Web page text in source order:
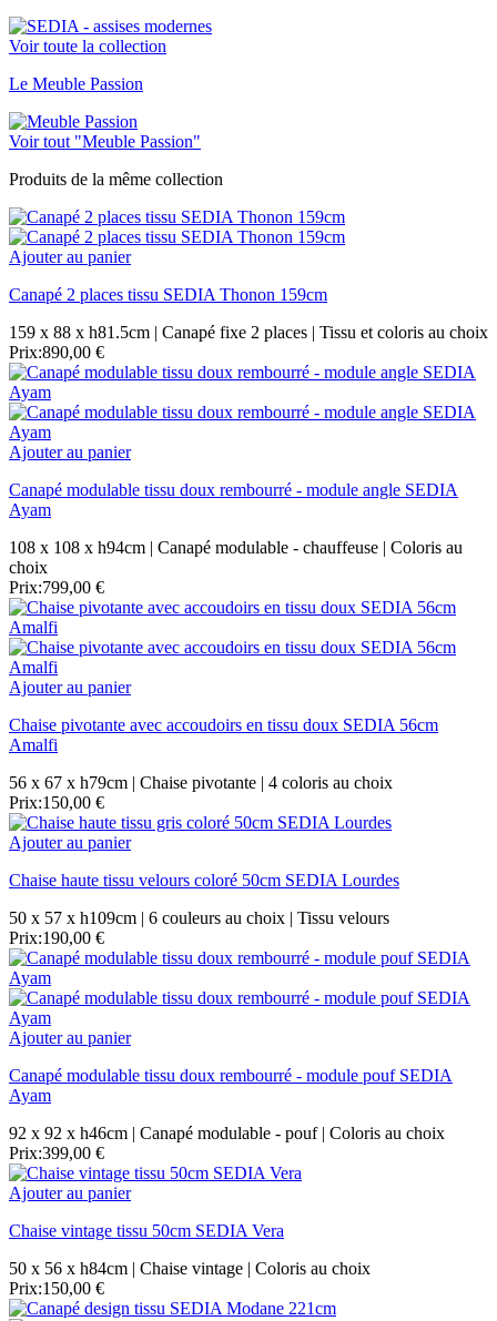
Voir toute la collection
Le Meuble Passion
Voir tout "Meuble Passion"
Produits de la même collection
Ajouter au panier
Canapé 2 places tissu SEDIA Thonon 159cm
159 x 88 x h81.5cm | Canapé fixe 2 places | Tissu et coloris au choix
Prix:890,00 €
Ajouter au panier
Canapé modulable tissu doux rembourré - module angle SEDIA
Ayam
108 x 108 x h94cm | Canapé modulable - chauffeuse | Coloris au
choix
Prix:799,00 €
Ajouter au panier
Chaise pivotante avec accoudoirs en tissu doux SEDIA 56cm
Amalfi
56 x 67 x h79cm | Chaise pivotante | 4 coloris au choix
Prix:150,00 €
Ajouter au panier
Chaise haute tissu velours coloré 50cm SEDIA Lourdes
50 x 57 x h109cm | 6 couleurs au choix | Tissu velours
Prix:190,00 €
Ajouter au panier
Canapé modulable tissu doux rembourré - module pouf SEDIA
Ayam
92 x 92 x h46cm | Canapé modulable - pouf | Coloris au choix
Prix:399,00 €
Ajouter au panier
Chaise vintage tissu 50cm SEDIA Vera
50 x 56 x h84cm | Chaise vintage | Coloris au choix
Prix:150,00 €